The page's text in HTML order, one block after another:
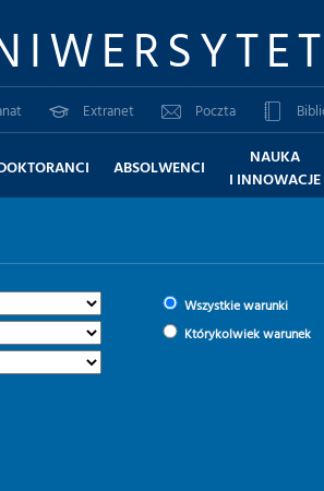
Extranet Poczta
ABSOLWENCI
NAUKA
I INNOWACJE
Wszystkie warunki
Którykolwiek warunek